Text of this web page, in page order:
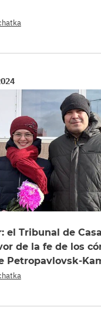
el Tribunal de
de la fe de los
Petropavlovsk-